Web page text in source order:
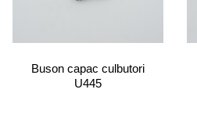
Buson capac culbutori
U445